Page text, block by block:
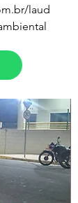
laud